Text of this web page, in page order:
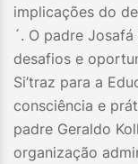
implicações do
´. O padre
desafios e
Si’traz para a
consciência e
padre Geraldo
organização